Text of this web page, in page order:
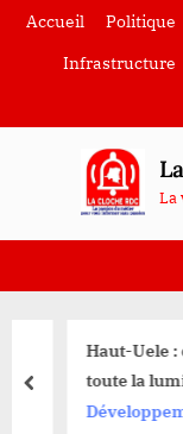
SkipAccueil Politique
Infrastructure
La
Haut-Uele :
toute la
prev